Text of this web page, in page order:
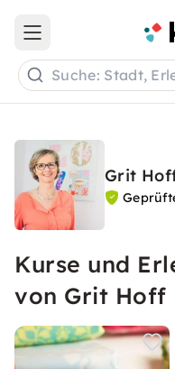
Open main menu
Suche: Stadt,
Grit
Kurse und
von Grit Hoff